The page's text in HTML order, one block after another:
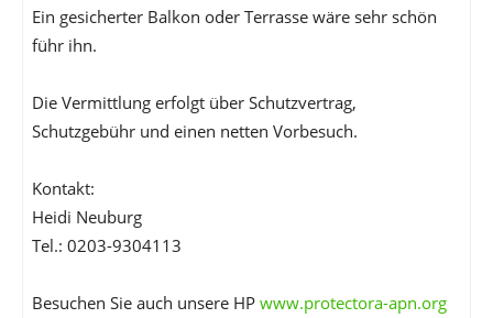
Ein gesicherter Balkon oder Terrasse wäre sehr schön
führ ihn.
Die Vermittlung erfolgt über Schutzvertrag,
Schutzgebühr und einen netten Vorbesuch.
Kontakt:
Heidi Neuburg
Tel.: 0203-9304113
Besuchen Sie auch unsere HP www.protectora-apn.org